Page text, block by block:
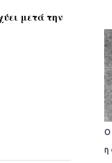
μετά την
Ο
η